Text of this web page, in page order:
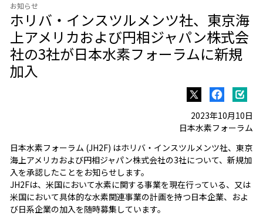
お知らせ
ホリバ・インスツルメンツ社、東京海
上アメリカおよび円相ジャパン株式会
社の3社が日本水素フォーラムに新規
加入
2023年10月10日
日本水素フォーラム
日本水素フォーラム (JH2F) はホリバ・インスツルメンツ社、東京
海上アメリカおよび円相ジャパン株式会社の3社について、新規加
入を承認したことをお知らせします。
JH2Fは、米国において水素に関する事業を現在行っている、又は
米国において具体的な水素関連事業の計画を持つ日本企業、およ
び日系企業の加入を随時募集しています。